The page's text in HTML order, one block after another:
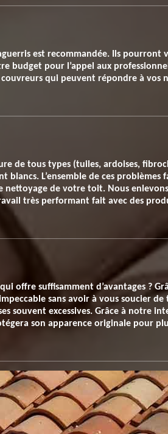
est recommandée. Ils pourront
budget pour l’appel aux
qui peuvent répondre à vos
de tous types (tuiles, ardoises,
L’ensemble de ces problèmes
nettoyage de votre toit. Nous
très performant fait avec des
offre suffisamment d’avantages ?
sans avoir à vous soucier de
souvent excessives. Grâce à notre
son apparence originale pour